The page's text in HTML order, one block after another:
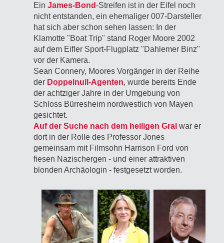
Ein James-Bond-Streifen ist in der Eifel noch
nicht entstanden, ein ehemaliger 007-Darsteller
hat sich aber schon sehen lassen: In der
Klamotte "Boat Trip" stand Roger Moore 2002
auf dem Eifler Sport-Flugplatz "Dahlemer Binz"
vor der Ka‍mera.
Sean Connery, Moores Vorgänger in der Reihe
der Doppelnull-Agenten, wurde bereits Ende
der achtziger Jahre in der Umgebung von
Schloss Bürresheim nordwestlich von Mayen
gesichtet.
Auf der Suche nach dem heiligen Gral war er
dort in der Rolle des Professor Jones
gemeinsam mit Filmsohn Harrison Ford von
fiesen Nazischergen - und einer attraktiven
blonden Archäologin - festgesetzt wor‍den.